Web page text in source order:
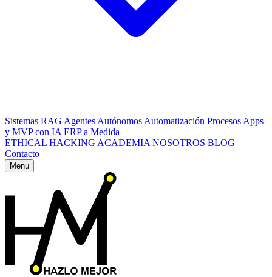
Sistemas RAG Agentes Autónomos Automatización Procesos Apps
y MVP con IA ERP a Medida
ETHICAL HACKING ACADEMIA NOSOTROS BLOG
Contacto
Menu